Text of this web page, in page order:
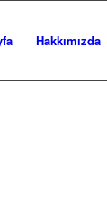
Hakkımızda